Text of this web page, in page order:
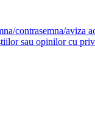
contrasemna/aviza
sau opinilor cu